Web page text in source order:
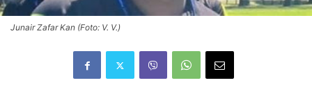
Junair Zafar Kan (Foto: V. V.)